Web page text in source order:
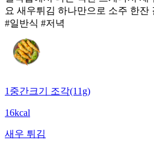
요 새우튀김 하나만으로 소주 한
#일반식 #저녁
1중간크기 조각(11g)
16kcal
새우 튀김